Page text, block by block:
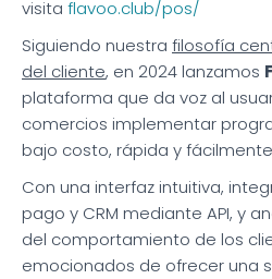
visita flavoo.club/pos/
Siguiendo nuestra filosofía
del cliente, en 2024 lanzamos
plataforma que da voz al
comercios implementar
bajo costo, rápida y
Con una interfaz intuitiva,
pago y CRM mediante API, y
del comportamiento de los
emocionados de ofrecer una